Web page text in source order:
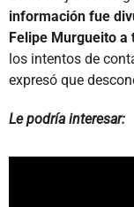
información fue
Felipe Murgueito a
los intentos de
expresó que
Le podría interesar: